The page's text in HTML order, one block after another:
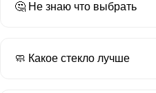
🤔 Не знаю что выбрать
🧼 Какое стекло лучше